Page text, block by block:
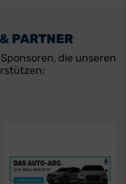
PARTNER
die unseren